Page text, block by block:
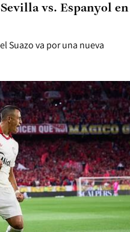
Suazo va por una nueva
vs. Espanyol en